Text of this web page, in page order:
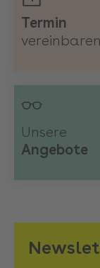
Termin
vereinbaren
Unsere
Angebote